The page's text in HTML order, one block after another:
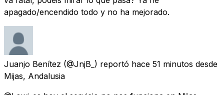
apagado/encendido todo y no ha mejorado.
Juanjo Benítez (@JnjB_) reportó hace 51 minutos desde
Mijas, Andalusia